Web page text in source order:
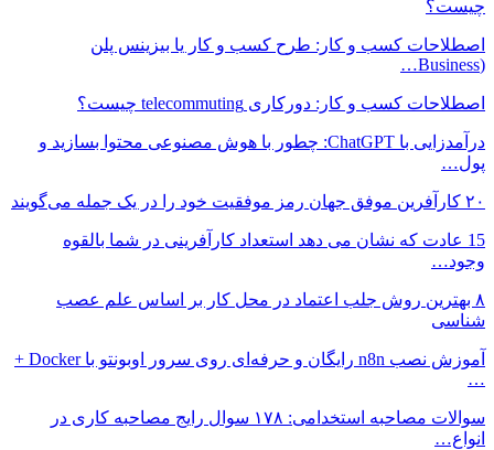
چیست؟
اصطلاحات کسب و کار: طرح کسب و کار یا بیزینس پلن
(Business…
اصطلاحات کسب و کار: دورکاری telecommuting چیست؟
درآمدزایی با ChatGPT: چطور با هوش مصنوعی محتوا بسازید و
پول…
۲۰ کارآفرین موفق جهان رمز موفقیت خود را در یک جمله می‌گویند
15 عادت که نشان می دهد استعداد کارآفرینی در شما بالقوه
وجود…
۸ بهترین روش جلب اعتماد در محل کار بر اساس علم عصب
شناسی
آموزش نصب n8n رایگان و حرفه‌ای روی سرور اوبونتو با Docker +
…
سوالات مصاحبه استخدامی: ۱۷۸ سوال رایج مصاحبه کاری در
انواع…